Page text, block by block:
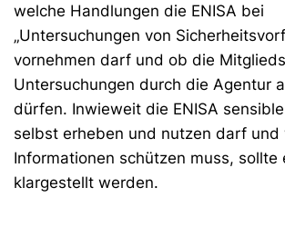
welche Handlungen die ENISA bei
„Untersuchungen von
vornehmen darf und ob die
Untersuchungen durch die Agentur
dürfen. Inwieweit die ENISA
selbst erheben und nutzen darf und
Informationen schützen muss, sollte
klargestellt werden.